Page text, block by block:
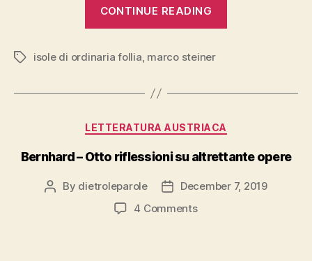
CONTINUE READING
follia””
Tagsisole di ordinaria follia, marco steiner
Categories
LETTERATURA AUSTRIACA
Bernhard – Otto riflessioni su altrettante opere
Post
By dietroleparole
PostDecember 7, 2019
4 Commentson